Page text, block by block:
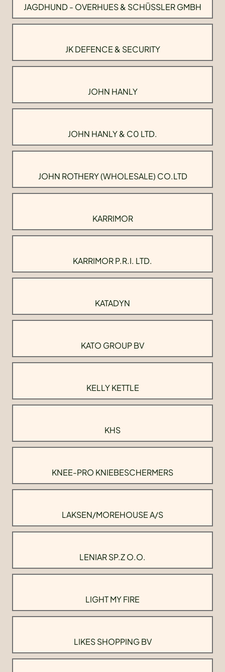
JAGDHUND - OVERHUES & SCHÜSSLER GMBH
JK DEFENCE & SECURITY
JOHN HANLY
JOHN HANLY & C0 LTD.
JOHN ROTHERY (WHOLESALE) CO.LTD
KARRIMOR
KARRIMOR P.R.I. LTD.
KATADYN
KATO GROUP BV
KELLY KETTLE
KHS
KNEE-PRO KNIEBESCHERMERS
LAKSEN/MOREHOUSE A/S
LENIAR SP.Z O.O.
LIGHT MY FIRE
LIKES SHOPPING BV